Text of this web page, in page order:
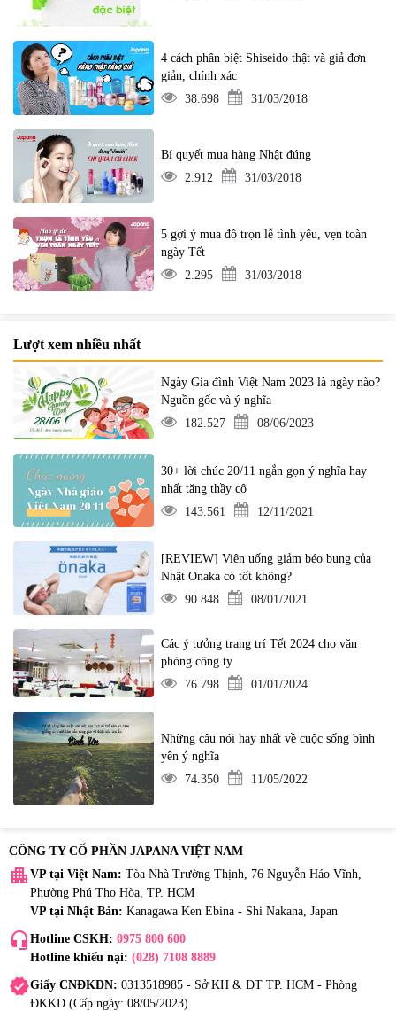
4 cách phân biệt Shiseido thật và giả đơn
giản, chính xác
38.698
31/03/2018
Bí quyết mua hàng Nhật đúng
2.912
31/03/2018
5 gợi ý mua đồ trọn lễ tình yêu, vẹn toàn
ngày Tết
2.295
31/03/2018
Lượt xem nhiều nhất
Ngày Gia đình Việt Nam 2023 là ngày nào?
Nguồn gốc và ý nghĩa
182.527
08/06/2023
30+ lời chúc 20/11 ngắn gọn ý nghĩa hay
nhất tặng thầy cô
143.561
12/11/2021
[REVIEW] Viên uống giảm béo bụng của
Nhật Onaka có tốt không?
90.848
08/01/2021
Các ý tưởng trang trí Tết 2024 cho văn
phòng công ty
76.798
01/01/2024
Những câu nói hay nhất về cuộc sống bình
yên ý nghĩa
74.350
11/05/2022
CÔNG TY CỔ PHẦN JAPANA VIỆT NAM
apartment VP tại Việt Nam: Tòa Nhà Trường Thịnh, 76 Nguyễn Háo Vĩnh,
Phường Phú Thọ Hòa, TP. HCM
VP tại Nhật Bản: Kanagawa Ken Ebina - Shi Nakana, Japan
headset_mic Hotline CSKH: 0975 800 600
Hotline khiếu nại: (028) 7108 8889
verifiedGiấy CNĐKDN: 0313518985 - Sở KH & ĐT TP. HCM - Phòng
ĐKKD (Cấp ngày: 08/05/2023)